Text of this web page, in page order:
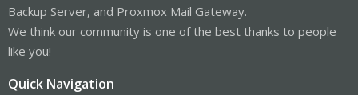
Backup Server, and Proxmox Mail Gateway.
We think our community is one of the best thanks to people
like you!
Quick Navigation